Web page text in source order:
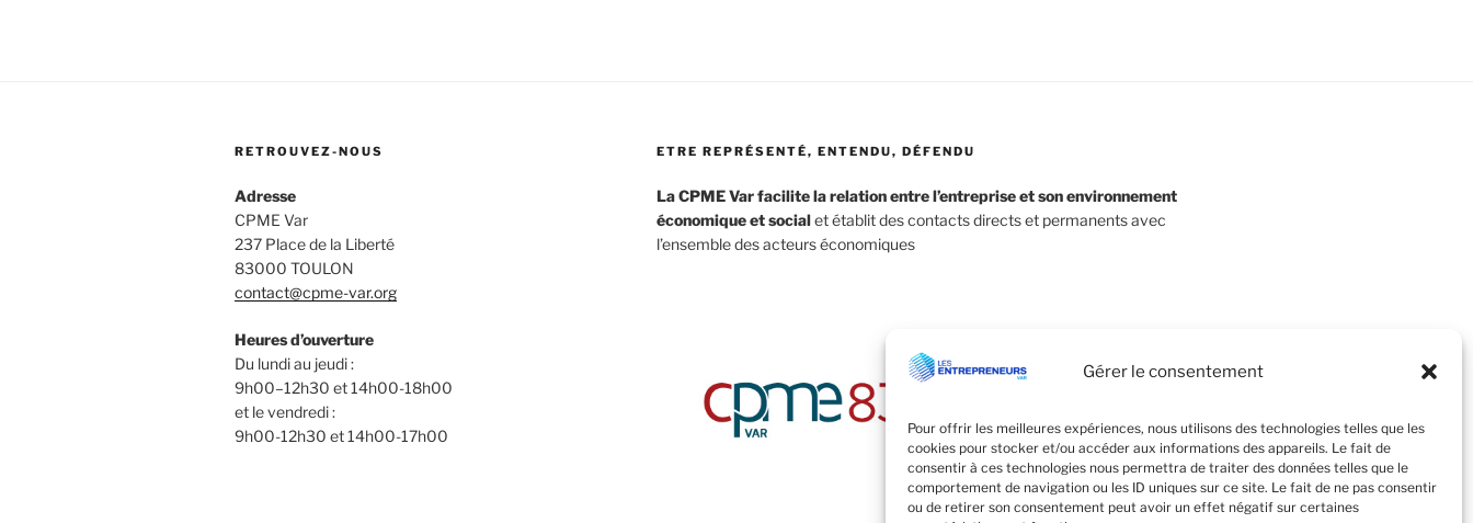
Gérer le consentement
Pour offrir les meilleures expériences, nous utilisons des technologies telles que les
cookies pour stocker et/ou accéder aux informations des appareils. Le fait de
consentir à ces technologies nous permettra de traiter des données telles que le
comportement de navigation ou les ID uniques sur ce site. Le fait de ne pas consentir
ou de retirer son consentement peut avoir un effet négatif sur certaines
RETROUVEZ-NOUS
Adresse
CPME Var
237 Place de la Liberté
83000 TOULON
contact@cpme-var.org
Heures d’ouverture
Du lundi au jeudi :
9h00–12h30 et 14h00-18h00
et le vendredi :
9h00-12h30 et 14h00-17h00
ETRE REPRÉSENTÉ, ENTENDU, DÉFENDU
La CPME Var facilite la relation entre l’entreprise et son environnement
économique et socialet établit des contacts directs et permanents avec
l’ensemble des acteurs économiques